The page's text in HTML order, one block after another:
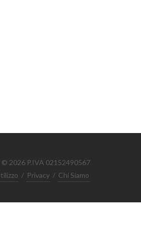
2026 P.IVA 02152490567
/ Privacy / Chi Siamo